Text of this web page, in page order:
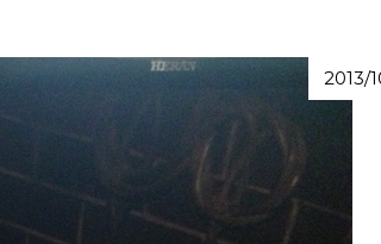
2013/